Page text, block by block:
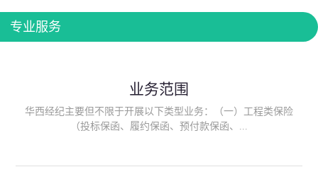
专业服务
业务范围
华西经纪主要但不限于开展以下类型业务：（一）工程类保险
（投标保函、履约保函、预付款保函、...